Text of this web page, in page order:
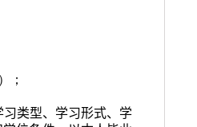
；
类型、学习形式、学